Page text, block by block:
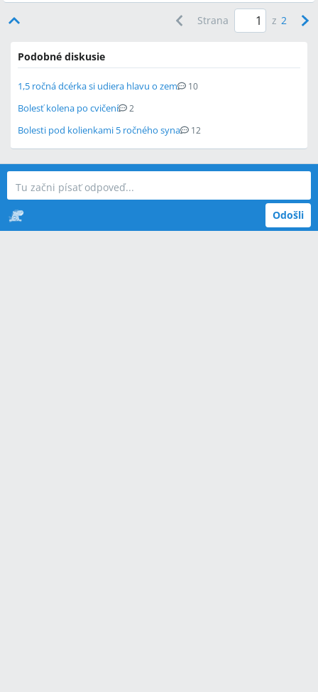
Strana z 2
Podobné diskusie
1,5 ročná dcérka si udiera hlavu o zem 10
Bolesť kolena po cvičení 2
Bolesti pod kolienkami 5 ročného syna 12
Odošli